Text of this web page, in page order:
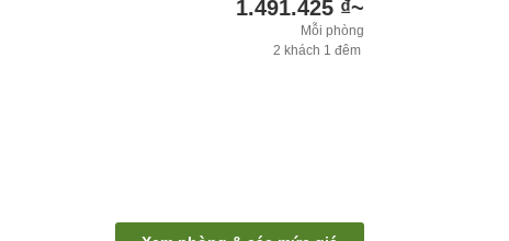
1.491.425 ₫~
Mỗi phòng
2 khách 1 đêm